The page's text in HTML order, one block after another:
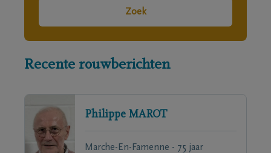
Zoek
Recente rouwberichten
Philippe MAROT
Marche-En-Famenne - 75 jaar